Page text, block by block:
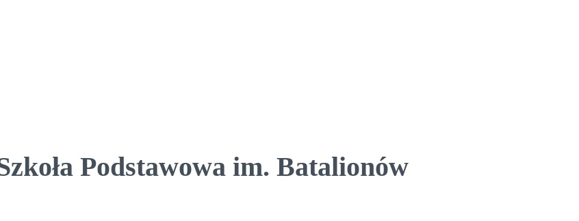
Podstawowa im. Batalionów